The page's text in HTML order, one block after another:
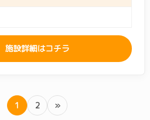
施設詳細はコチラ
1 2 »